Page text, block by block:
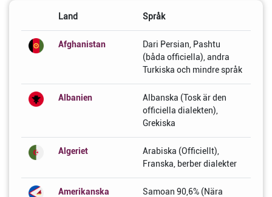
Land Språk
Afghanistan
Dari Persian, Pashtu
(båda officiella), andra
Turkiska och mindre språk
Albanien
Albanska (Tosk är den
officiella dialekten),
Grekiska
Algeriet
Arabiska (Officiellt),
Franska, berber dialekter
Amerikanska
Samoan 90,6% (Nära